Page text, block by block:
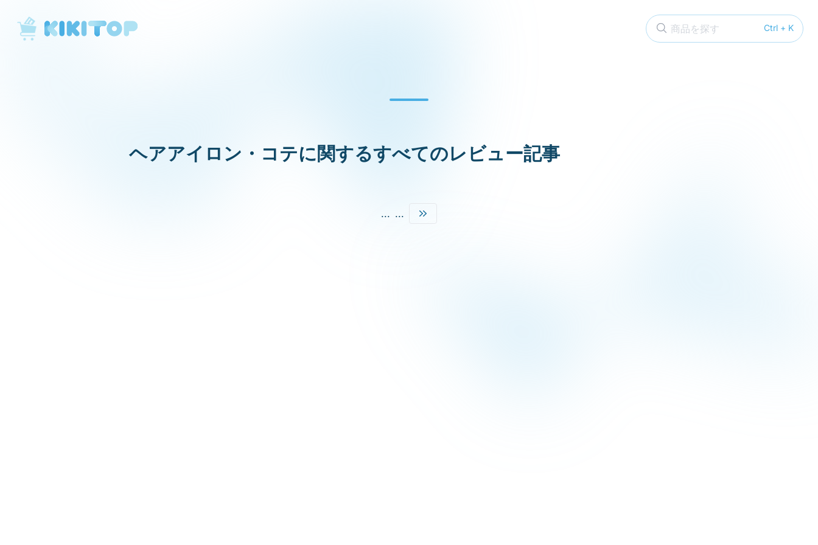
KikiTop Ctrl + K
商品を探す
ヘアアイロン・コテに関するすべてのレビュー記事
... ...